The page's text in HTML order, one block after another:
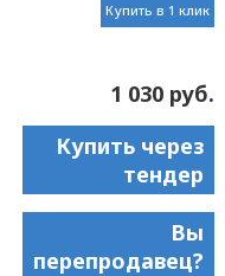
Купить в 1 клик
1 030 руб.
Купить через
тендер
Вы
перепродавец?